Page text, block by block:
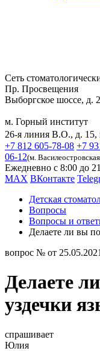
Сеть
Пр. Просвещения
Выборгское шоссе, д.
м. Горный институт
26-я линия В.О., д.
+7 812 605-78-08 +7
06-12(м.
Ежедневно с 8:00 до
MAX ВКонтакте
Детская
Вопросы
Вопросы и
Делаете ли вы
вопрос № от 25.05.2021
Делаете
уздечки
спрашивает
Юлия